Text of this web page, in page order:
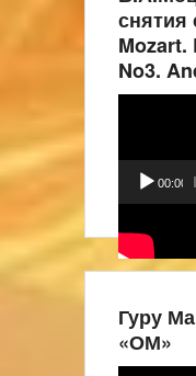
снятия
Mozart.
No3.
00:00
Гуру
«ОМ»